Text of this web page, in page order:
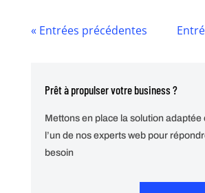
« Entrées précédentes
Prêt à propulser votre business ?
Mettons en place la solution adaptée
l’un de nos experts web pour
besoin